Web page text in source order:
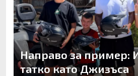
Направо за пример:
татко като Джизъса